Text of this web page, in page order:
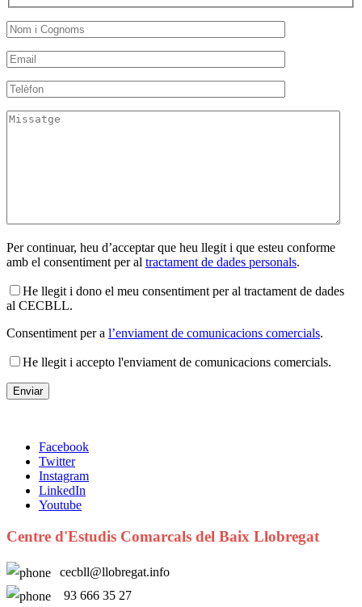
Per continuar, heu d’acceptar que heu llegit i que esteu conforme
amb el consentiment per al tractament de dades personals.
He llegit i dono el meu consentiment per al tractament de dades
al CECBLL.
Consentiment per a l’enviament de comunicacions comercials.
He llegit i accepto l'enviament de comunicacions comercials.
Facebook
Twitter
Instagram
LinkedIn
Youtube
Centre d'Estudis Comarcals del Baix Llobregat
cecbll@llobregat.info
93 666 35 27